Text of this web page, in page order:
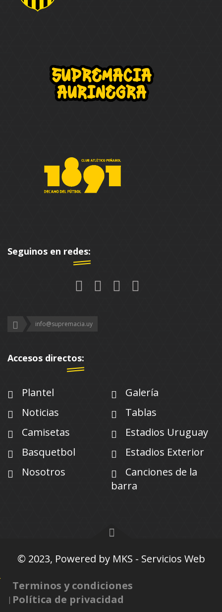
Seguinos en redes:
info@supremacia.uy
Accesos directos:
Plantel
Galería
Noticias
Tablas
Camisetas
Estadios Uruguay
Basquetbol
Estadios Exterior
Nosotros
Canciones de la
barra
© 2023, Powered by MKS - Servicios Web
Terminos y condiciones
Política de privacidad